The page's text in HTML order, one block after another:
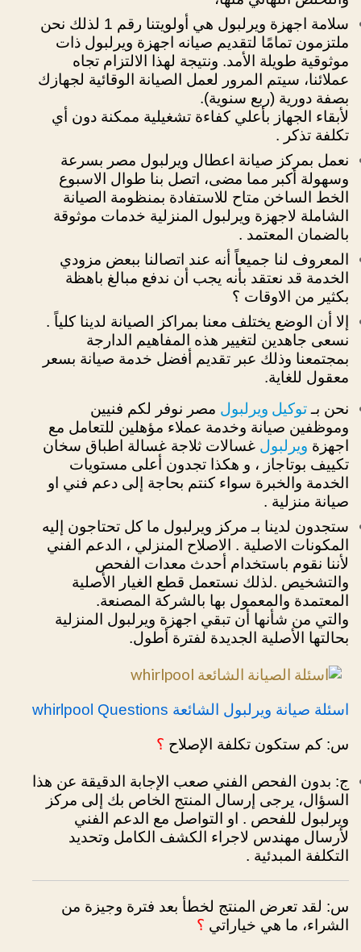
سلامة اجهزة ويرلبول هي أولويتنا رقم 1 لذلك نحن
ملتزمون تمامًا لتقديم صيانه اجهزة ويرلبول ذات
موثوقية طويلة الأمد. ونتيجة لهذا الالتزام تجاه
عملائنا، سيتم المرور لعمل الصيانة الوقائية لجهازك
بصفة دورية (ربع سنوية).
لأبقاء الجهاز بأعلي كفاءة تشغيلية ممكنة دون أي
تكلفة تذكر .
نعمل بمركز صيانة اعطال ويرلبول مصر بسرعة
وسهولة أكبر مما مضى، اتصل بنا طوال الاسبوع
الخط الساخن متاح للاستفادة بمنظومة الصيانة
الشاملة لاجهزة ويرلبول المنزلية خدمات موثوقة
بالضمان المعتمد .
المعروف لنا جميعاً أنه عند اتصالنا ببعض مزودي
الخدمة قد نعتقد بأنه يجب أن ندفع مبالغ باهظة
بكثير من الاوقات ؟
إلا أن الوضع يختلف معنا بمراكز الصيانة لدينا كلياً .
نسعى جاهدين لتغيير هذه المفاهيم الدارجة
بمجتمعنا وذلك عبر تقديم أفضل خدمة صيانة بسعر
معقول للغاية.
نحن بـتوكيل ويرلبول مصر نوفر لكم فنيين
وموظفين صيانة وخدمة عملاء مؤهلين للتعامل مع
اجهزة ويرلبول غسالات ثلاجة غسالة اطباق سخان
تكييف بوتاجاز ، و هكذا تجدون أعلى مستويات
الخدمة والخبرة سواء كنتم بحاجة إلى دعم فني او
صيانة منزلية .
ستجدون لدينا بـ مركز ويرلبول ما كل تحتاجون إليه
المكونات الاصلية . الاصلاح المنزلي ، الدعم الفني
لأننا نقوم باستخدام أحدث معدات الفحص
والتشخيص .لذلك نستعمل قطع الغيار الأصلية
المعتمدة والمعمول بها بالشركة المصنعة.
والتي من شأنها أن تبقي اجهزة ويرلبول المنزلية
بحالتها الأصلية الجديدة لفترة أطول.
اسئلة صيانة ويرلبول الشائعة whirlpool Questions
س: كم ستكون تكلفة الإصلاح ؟
ج: بدون الفحص الفني صعب الإجابة الدقيقة عن هذا
السؤال، يرجى إرسال المنتج الخاص بك إلى مركز
ويرلبول للفحص . او التواصل مع الدعم الفني
لأرسال مهندس لاجراء الكشف الكامل وتحديد
التكلفة المبدئية .
س: لقد تعرض المنتج لخطأ بعد فترة وجيزة من
الشراء، ما هي خياراتي ؟